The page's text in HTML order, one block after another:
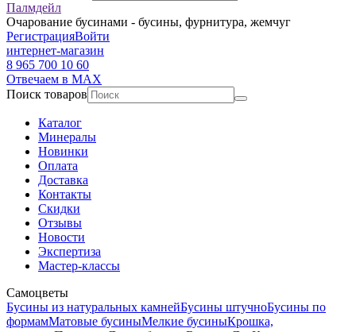
Палмдейл
Очарование бусинами - бусины, фурнитура, жемчуг
РегистрацияВойти
интернет-магазин
8 965 700 10 60
Отвечаем в MAX
Поиск товаров
Каталог
Минералы
Новинки
Оплата
Доставка
Контакты
Скидки
Отзывы
Новости
Экспертиза
Мастер-классы
Самоцветы
Бусины из натуральных камнейБусины штучноБусины по
формамМатовые бусиныМелкие бусиныКрошка,